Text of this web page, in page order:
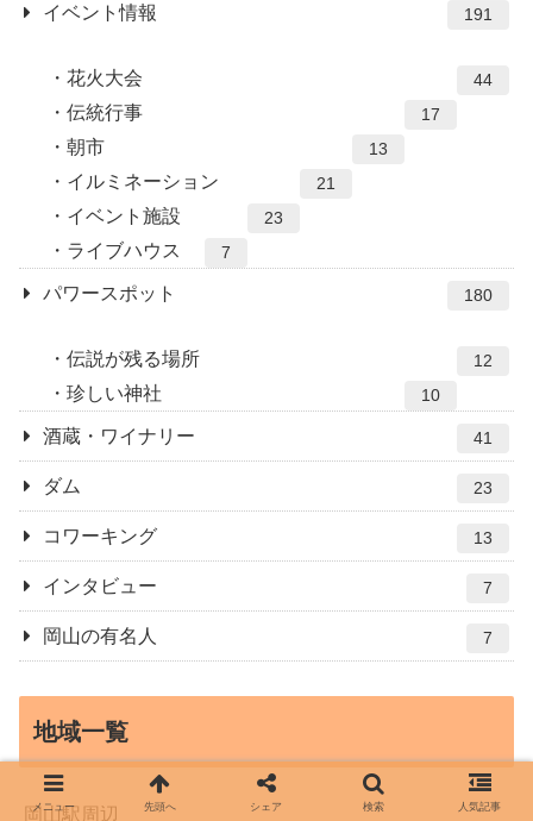
イベント情報 191
花火大会 44
伝統行事 17
朝市 13
イルミネーション 21
イベント施設 23
ライブハウス 7
パワースポット 180
伝説が残る場所 12
珍しい神社 10
酒蔵・ワイナリー 41
ダム 23
コワーキング 13
インタビュー 7
岡山の有名人 7
地域一覧
岡山駅周辺
メニュー 先頭へ シェア 検索 人気記事